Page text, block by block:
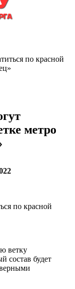
по красной
метро
ветку
состав будет